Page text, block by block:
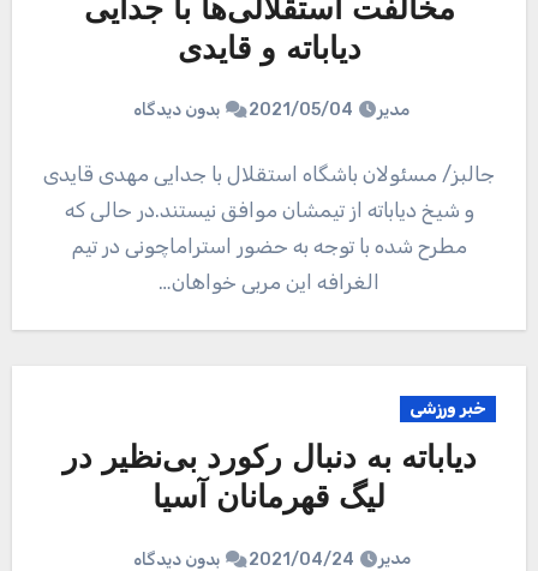
مخالفت استقلالی‌ها با جدایی
دیاباته و قایدی
مدیر 2021/05/04 بدون دیدگاه
جالبز/ مسئولان باشگاه استقلال با جدایی مهدی قایدی
و شیخ دیاباته از تیمشان موافق نیستند.در حالی که
مطرح شده با توجه به حضور استراماچونی در تیم
الغرافه این مربی خواهان…
خبر ورزشی
دیاباته به دنبال رکورد بی‌نظیر در
لیگ قهرمانان آسیا
مدیر 2021/04/24 بدون دیدگاه